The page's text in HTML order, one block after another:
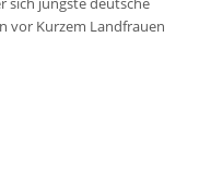
vor Kurzem Landfrauen